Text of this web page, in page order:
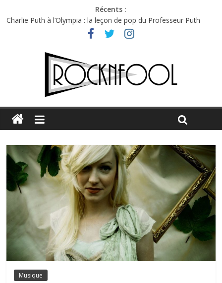
Récents :
Charlie Puth à l’Olympia : la leçon de pop du Professeur Puth
Festival Triptyque : un nouveau festival de musique indépendant
Hellfest 2026 vendredi : température et émotions en hausse
Hellfest 2026 jeudi : impossible de choisir entre chaleur et bonne
Première édition du Midgard Festival : entre bière, métal et
Musique